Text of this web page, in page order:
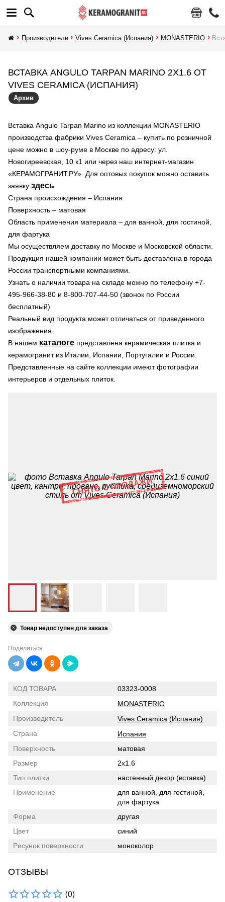
Производители Vives Ceramica (Испания) MONASTERIO
ВСТАВКА ANGULO TARPAN MARINO 2X1.6 ОТ
VIVES CERAMICA (ИСПАНИЯ)
Архив
Вставка Angulo Tarpan Marino из коллекции MONASTERIO
производства фабрики Vives Ceramica – купить по розничной
цене можно в шоу-руме в Москве по адресу: ул.
Новогиреевская, 10 к1 или через наш интернет-магазин
«КЕРАМОГРАНИТ.РУ». Для оптовых покупок можно оставить
заявку здесь
Страна происхождения – Испания
Поверхность – матовая
Область применения материала – для ванной, для гостиной,
для фартука
Мы осуществляем доставку по Москве и Московской области.
Продукция нашей компании может быть доставлена в города
России транспортными компаниями.
Узнать о наличии товара на складе можно по телефону +7-
495-966-38-80 и 8-800-707-44-50 (звонок по России
бесплатный)
Реальный вид продукта может отличаться от приведенного
изображения.
В нашем каталоге представлена керамическая плитка и
керамогранит из Италии, Испании, Португалии и России.
Представленные на сайте коллекции имеют фотографии
интерьеров и отдельных плиток.
Товар недоступен для заказа
Поделиться
КОД ТОВАРА
03323-0008
Коллекция
MONASTERIO
Производитель
Vives Ceramica (Испания)
Страна
Испания
Поверхность
матовая
Размер
2x1.6
Тип плитки
настенный декор (вставка)
Применение
для ванной, для гостиной,
для фартука
Форма
другая
Цвет
синий
Рисунок поверхности
моноколор
ОТЗЫВЫ
(0)